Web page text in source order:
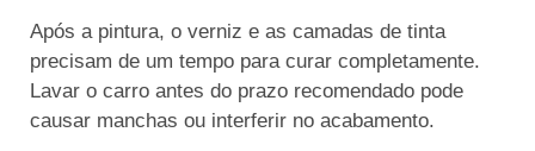
Após a pintura, o verniz e as camadas de tinta
precisam de um tempo para curar completamente.
Lavar o carro antes do prazo recomendado pode
causar manchas ou interferir no acabamento.